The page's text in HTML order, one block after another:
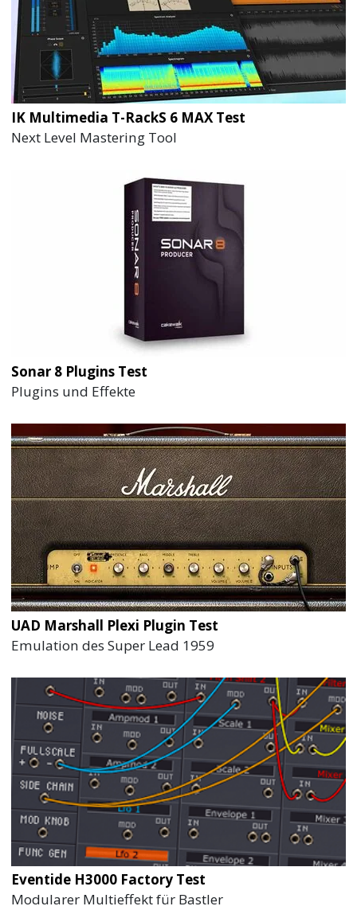
IK Multimedia T-RackS 6 MAX Test
Next Level Mastering Tool
Sonar 8 Plugins Test
Plugins und Effekte
UAD Marshall Plexi Plugin Test
Emulation des Super Lead 1959
Eventide H3000 Factory Test
Modularer Multieffekt für Bastler